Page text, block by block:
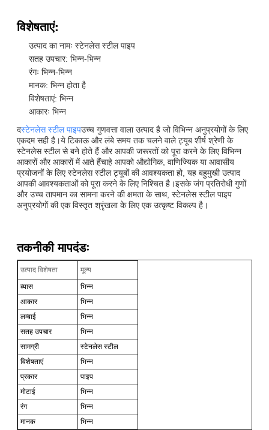
विशेषताएं:
उत्पाद का नामः स्टेनलेस स्टील पाइप
सतह उपचार: भिन्न-भिन्न
रंगः भिन्न-भिन्न
मानक: भिन्न होता है
विशेषताएं: भिन्न
आकारः भिन्न
दस्टेनलेस स्टील पाइपउच्च गुणवत्ता वाला उत्पाद है जो विभिन्न अनुप्रयोगों के लिए
एकदम सही है।ये टिकाऊ और लंबे समय तक चलने वाले ट्यूब शीर्ष श्रेणी के
स्टेनलेस स्टील से बने होते हैं और आपकी जरूरतों को पूरा करने के लिए विभिन्न
आकारों और आकारों में आते हैंचाहे आपको औद्योगिक, वाणिज्यिक या आवासीय
प्रयोजनों के लिए स्टेनलेस स्टील ट्यूबों की आवश्यकता हो, यह बहुमुखी उत्पाद
आपकी आवश्यकताओं को पूरा करने के लिए निश्चित है।इसके जंग प्रतिरोधी गुणों
और उच्च तापमान का सामना करने की क्षमता के साथ, स्टेनलेस स्टील पाइप
अनुप्रयोगों की एक विस्तृत श्रृंखला के लिए एक उत्कृष्ट विकल्प है।
तकनीकी मापदंडः
उत्पाद विशेषता
मूल्य
व्यास
भिन्न
आकार
भिन्न
लम्बाई
भिन्न
सतह उपचार
भिन्न
सामग्री
स्टेनलेस स्टील
विशेषताएं
भिन्न
प्रकार
पाइप
मोटाई
भिन्न
रंग
भिन्न
मानक
भिन्न